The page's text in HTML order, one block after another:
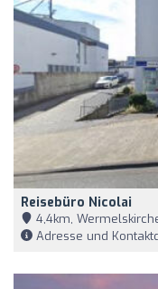
Reisebüro Nicolai
4,4km,
Adresse und